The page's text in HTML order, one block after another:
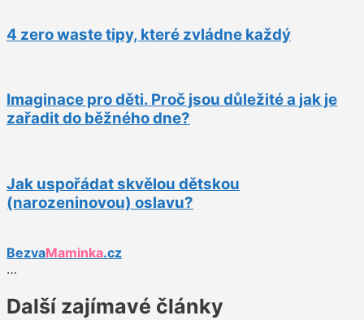
4 zero waste tipy, které zvládne každý
Imaginace pro děti. Proč jsou důležité a jak je
zařadit do běžného dne?
Jak uspořádat skvělou dětskou
(narozeninovou) oslavu?
BezvaMaminka.cz
…
Další zajímavé články